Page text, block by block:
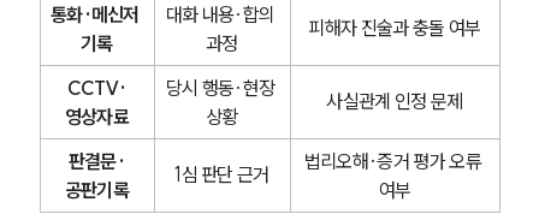
통화·메신저
기록
대화 내용·합의
과정
피해자 진술과 충돌 여부
CCTV·
영상자료
당시 행동·현장
상황
사실관계 인정 문제
판결문·
공판기록
1심 판단 근거
법리오해·증거 평가 오류
여부